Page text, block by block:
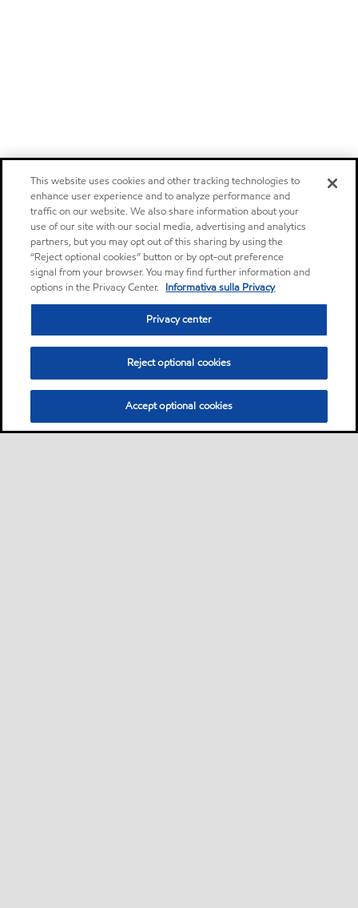
This website uses cookies and other tracking technologies to
enhance user experience and to analyze performance and
traffic on our website. We also share information about your
use of our site with our social media, advertising and analytics
partners, but you may opt out of this sharing by using the
“Reject optional cookies” button or by opt-out preference
signal from your browser. You may find further information and
options in the Privacy Center. Informativa sulla Privacy
Privacy center
Reject optional cookies
Accept optional cookies